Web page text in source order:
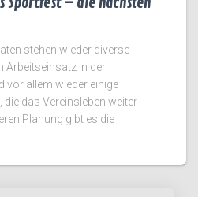
stehen wieder diverse
Arbeitseinsatz in der
vor allem wieder einige
das Vereinsleben weiter
Planung gibt es die